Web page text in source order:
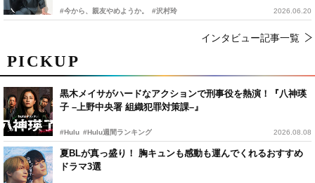
PICKUP
黒木メイサがハードなアクションで刑事役を熱演！『八神瑛
子 –上野中央署 組織犯罪対策課–』
#Hulu #Hulu週間ランキング 2026.08.08
夏BLが真っ盛り！ 胸キュンも感動も運んでくれるおすすめ
ドラマ3選
#今から、親友やめようか。 #沢村玲 2026.06.20
インタビュー記事一覧